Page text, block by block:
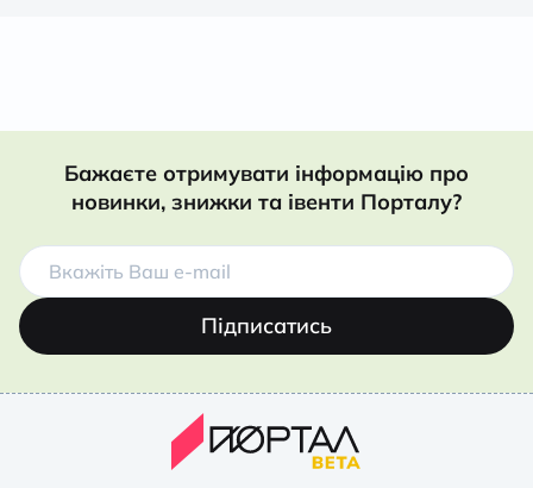
Бажаєте отримувати інформацію про
новинки, знижки та івенти Порталу?
Підписатись